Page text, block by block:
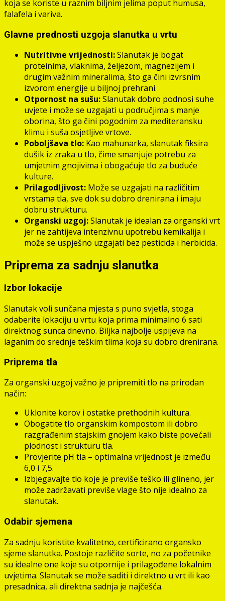
koja se koriste u raznim biljnim jelima poput humusa,
falafela i variva.
Glavne prednosti uzgoja slanutka u vrtu
Nutritivne vrijednosti:Slanutak je bogat
proteinima, vlaknima, željezom, magnezijem i
drugim važnim mineralima, što ga čini izvrsnim
izvorom energije u biljnoj prehrani.
Otpornost na sušu:Slanutak dobro podnosi suhe
uvjete i može se uzgajati u područjima s manje
oborina, što ga čini pogodnim za mediteransku
klimu i suša osjetljive vrtove.
Poboljšava tlo: Kao mahunarka, slanutak fiksira
dušik iz zraka u tlo, čime smanjuje potrebu za
umjetnim gnojivima i obogaćuje tlo za buduće
kulture.
Prilagodljivost: Može se uzgajati na različitim
vrstama tla, sve dok su dobro drenirana i imaju
dobru strukturu.
Organski uzgoj:Slanutak je idealan za organski vrt
jer ne zahtijeva intenzivnu upotrebu kemikalija i
može se uspješno uzgajati bez pesticida i herbicida.
Priprema za sadnju slanutka
Izbor lokacije
Slanutak voli sunčana mjesta s puno svjetla, stoga
odaberite lokaciju u vrtu koja prima minimalno 6 sati
direktnog sunca dnevno. Biljka najbolje uspijeva na
laganim do srednje teškim tlima koja su dobro drenirana.
Priprema tla
Za organski uzgoj važno je pripremiti tlo na prirodan
način:
Uklonite korov i ostatke prethodnih kultura.
Obogatite tlo organskim kompostom ili dobro
razgrađenim stajskim gnojem kako biste povećali
plodnost i strukturu tla.
Provjerite pH tla – optimalna vrijednost je između
6,0 i 7,5.
Izbjegavajte tlo koje je previše teško ili glineno, jer
može zadržavati previše vlage što nije idealno za
slanutak.
Odabir sjemena
Za sadnju koristite kvalitetno, certificirano organsko
sjeme slanutka. Postoje različite sorte, no za početnike
su idealne one koje su otpornije i prilagođene lokalnim
uvjetima. Slanutak se može saditi i direktno u vrt ili kao
presadnica, ali direktna sadnja je najčešća.